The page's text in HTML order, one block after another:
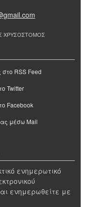
ΧΡΥΣΟΣΤΟΜΟΣ
στο RSS Feed
Twitter
Facebook
μέσω Mail
ενημερωτικό
ενημερωθείτε με